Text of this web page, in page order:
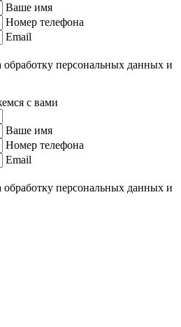
Ваше имя
Номер телефона
Email
обработку персональных данных и
с вами
Ваше имя
Номер телефона
Email
обработку персональных данных и